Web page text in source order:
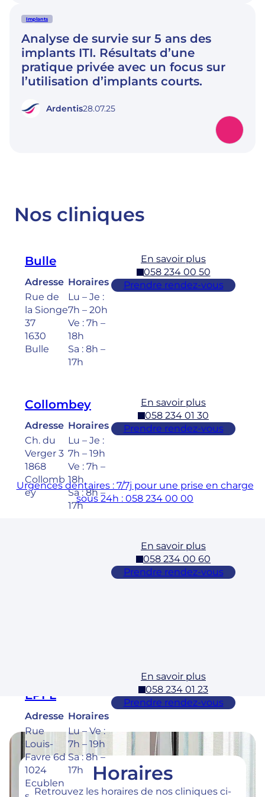
Implants
Analyse de survie sur 5 ans des
implants ITI. Résultats d’une
pratique privée avec un focus sur
l’utilisation d’implants courts.
Ardentis28.07.25
Nos cliniques
Bulle
Adresse
Rue de
la Sionge
37
1630
Bulle
Horaires
Lu – Je :
7h – 20h
Ve : 7h –
18h
Sa : 8h –
17h
En savoir plus
058 234 00 50
Prendre rendez-vous
Collombey
Adresse
Ch. du
Verger 3
1868
Collomb
ey
Horaires
Lu – Je :
7h – 19h
Ve : 7h –
18h
Sa : 8h –
17h
En savoir plus
058 234 01 30
Prendre rendez-vous
En savoir plus
058 234 00 60
Prendre rendez-vous
EPFL
Adresse
Rue
Louis-
Favre 6d
1024
Ecublen
Horaires
Lu – Ve :
7h – 19h
Sa : 8h –
17h
En savoir plus
058 234 01 23
Prendre rendez-vous
Urgences dentaires : 7/7j pour une prise en charge
sous 24h : 058 234 00 00
Horaires
Retrouvez les horaires de nos cliniques ci-